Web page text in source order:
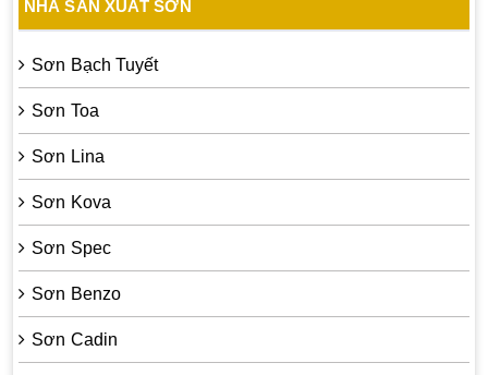
NHÀ SẢN XUẤT SƠN
Sơn Bạch Tuyết
Sơn Toa
Sơn Lina
Sơn Kova
Sơn Spec
Sơn Benzo
Sơn Cadin